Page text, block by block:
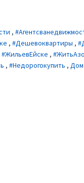
,
, #Дешевоквартиры ,
#ЖильевЕйске ,
, #Недорогокупить , Дом